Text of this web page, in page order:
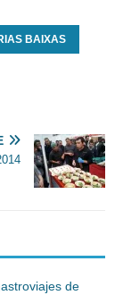
BAIXAS
de